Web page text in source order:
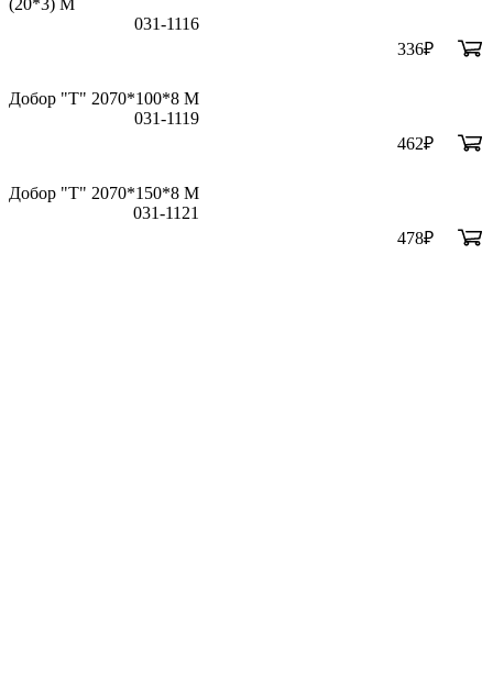
(20*3) M
031-1116
336₽
Добор "Т" 2070*100*8 М
031-1119
462₽
Добор "Т" 2070*150*8 М
031-1121
478₽